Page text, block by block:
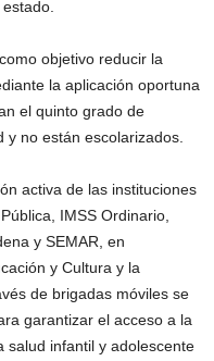
objetivo reducir la
la aplicación oportuna
el quinto grado de
no están escolarizados.
activa de las instituciones
IMSS Ordinario,
y SEMAR, en
y Cultura y la
de brigadas móviles se
garantizar el acceso a la
salud infantil y adolescente